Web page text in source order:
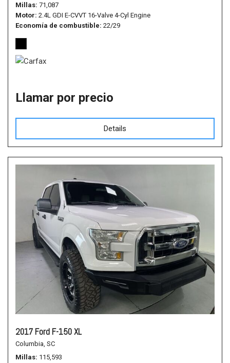
Millas 71,087
Motor 2.4L GDI E-CVVT 16-Valve 4-Cyl Engine
Economía de combustible 22/29
Llamar por precio
Details
2017 Ford F-150 XL
Columbia, SC
Millas 115,593